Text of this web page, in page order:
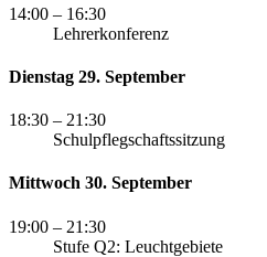
14:00 – 16:30
Lehrerkonferenz
Dienstag 29. September
18:30 – 21:30
Schulpflegschaftssitzung
Mittwoch 30. September
19:00 – 21:30
Stufe Q2: Leuchtgebiete